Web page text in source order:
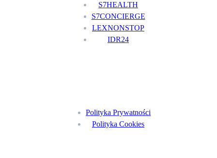
S7HEALTH
S7CONCIERGE
LEXNONSTOP
IDR24
Polityka Prywatności
Polityka Cookies